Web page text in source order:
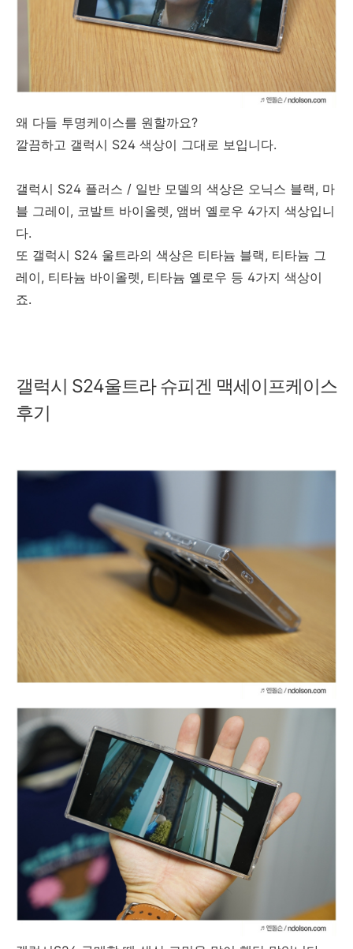
왜 다들 투명케이스를 원할까요?
깔끔하고 갤럭시 S24 색상이 그대로 보입니다.
갤럭시 S24 플러스 / 일반 모델의 색상은 오닉스 블랙, 마
블 그레이, 코발트 바이올렛, 앰버 옐로우 4가지 색상입니
다.
또 갤럭시 S24 울트라의 색상은 티타늄 블랙, 티타늄 그
레이, 티타늄 바이올렛, 티타늄 옐로우 등 4가지 색상이
죠.
갤럭시 S24울트라 슈피겐 맥세이프케이스
후기